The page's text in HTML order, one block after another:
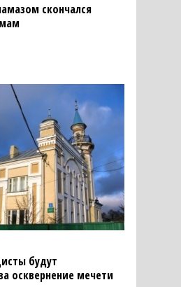
скончался
будут
осквернение мечети